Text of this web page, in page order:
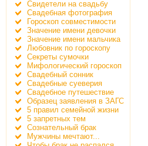
Свидетели на свадьбу
Свадебная фотография
Гороскоп совместимости
Значение имени девочки
Значение имени мальчика
Любовник по гороскопу
Секреты сумочки
Мифологический гороскоп
Свадебный сонник
Свадебные суеверия
Свадебное путешествие
Образец заявления в ЗАГС
5 правил семейной жизни
5 запретных тем
Сознательный брак
Мужчины мечтают...